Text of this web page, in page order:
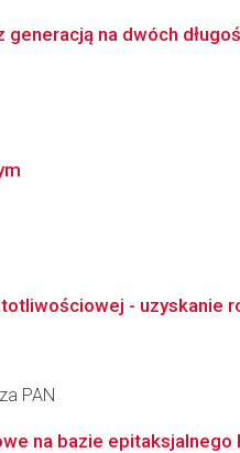
na dwóch
- uzyskanie
PAN
na bazie